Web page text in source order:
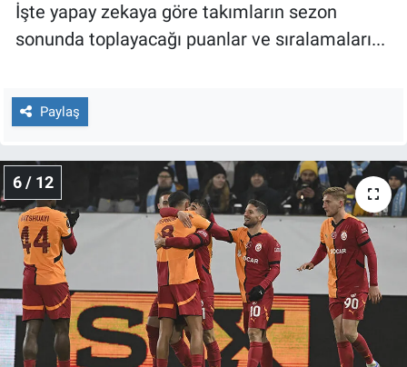
İşte yapay zekaya göre takımların sezon
sonunda toplayacağı puanlar ve sıralamaları...
Paylaş
6 / 12